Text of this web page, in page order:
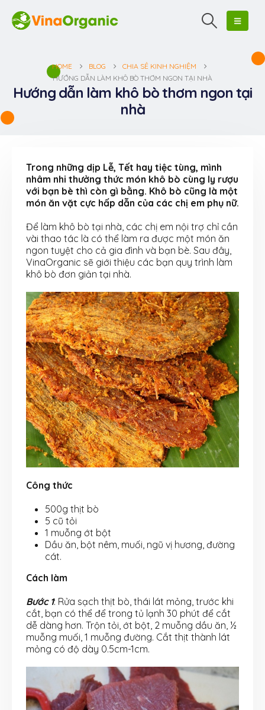
HOME BLOG
CHIA SẺ KINH NGHIỆM
HƯỚNG DẪN LÀM KHÔ BÒ THƠM NGON TẠI NHÀ
Hướng dẫn làm khô bò thơm ngon tại
nhà
Trong những dịp Lễ, Tết hay tiệc tùng, mình
nhâm nhi thưởng thức món khô bò cùng ly rượu
với bạn bè thì còn gì bằng. Khô bò cũng là một
món ăn vặt cực hấp dẫn của các chị em phụ nữ.
Để làm khô bò tại nhà, các chị em nội trợ chỉ cần
vài thao tác là có thể làm ra được một món ăn
ngon tuyệt cho cả gia đình và bạn bè. Sau đây,
VinaOrganic sẽ giới thiệu các bạn quy trình làm
khô bò đơn giản tại nhà.
Công thức
500g thịt bò
5 cũ tỏi
1 muỗng ớt bột
Dầu ăn, bột nêm, muối, ngũ vị hương, đường
cát.
Cách làm
Bước 1: Rửa sạch thịt bò, thái lát mỏng, trước khi
cắt, bạn có thể để trong tủ lạnh 30 phút để cắt
dễ dàng hơn. Trộn tỏi, ớt bột, 2 muỗng dầu ăn, ½
muỗng muối, 1 muỗng đường. Cắt thịt thành lát
mỏng có độ dày 0.5cm-1cm.